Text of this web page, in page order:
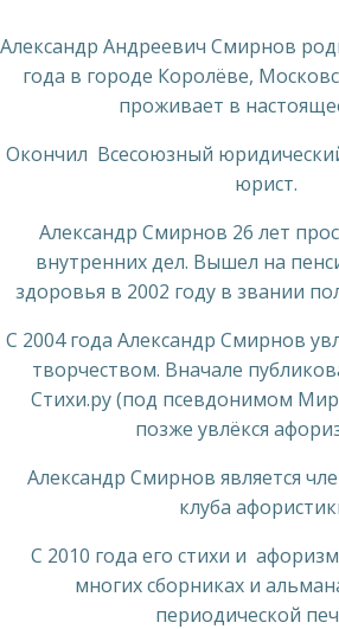
Александр Андреевич Смирнов
года в городе Королёве,
проживает в
Окончил Всесоюзный
юрист.
Александр Смирнов 26 лет
внутренних дел. Вышел на
здоровья в 2002 году в звании
С 2004 года Александр Смирнов
творчеством. Вначале
Стихи.ру (под псевдонимом
позже увлёкся
Александр Смирнов является
клуба
С 2010 года его стихи и
многих сборниках и
периодической